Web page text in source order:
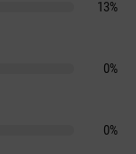
13%
0%
0%